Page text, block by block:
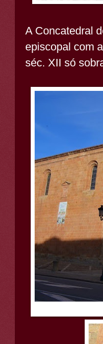
A Concatedral
episcopal com
séc. XII só